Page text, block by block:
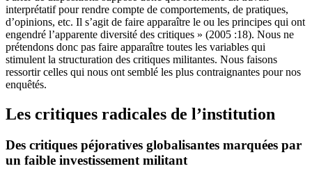
interprétatif pour rendre compte de comportements, de pratiques,
d’opinions, etc. Il s’agit de faire apparaître le ou les principes qui ont
engendré l’apparente diversité des critiques » (2005 :18). Nous ne
prétendons donc pas faire apparaître toutes les variables qui
stimulent la structuration des critiques militantes. Nous faisons
ressortir celles qui nous ont semblé les plus contraignantes pour nos
enquêtés.
Les critiques radicales de l’institution
Des critiques péjoratives globalisantes marquées par
un faible investissement militant